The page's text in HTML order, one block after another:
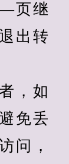
页继
出转
，如
免丢
问，